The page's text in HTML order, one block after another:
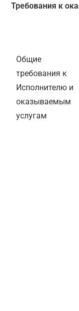
Требования к
Общие
требования к
Исполнителю и
оказываемым
услугам